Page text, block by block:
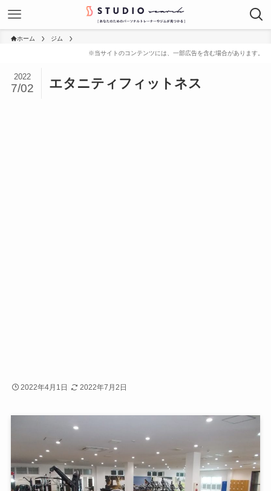
ホーム ジム
エタニティフィットネス
2022
7/02
2022年4月1日 2022年7月2日